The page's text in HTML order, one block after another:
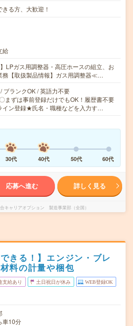
る方、大歓迎！
給
】LPガス用調整器・高圧ホースの組立、お
務【取扱製品情報】ガス用調整器≪…
ブランクOK / 英語力不要
まずは事前登録だけでもOK！履歴書不要
イン登録★氏名・職種などを入力す…
30代 40代 50代 60代
応募へ進む 詳しく見る
キャリアオプション 製造事業部（全国）
きる！】エンジン・ブレ
料の計量や梱包
支給あり 土日祝日が休み WEB登録OK
車10分